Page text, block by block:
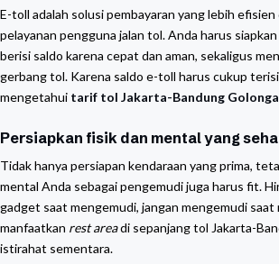
E-toll adalah solusi pembayaran yang lebih
pelayanan pengguna jalan tol. Anda harus
berisi saldo karena cepat dan aman, sekaligus
gerbang tol. Karena saldo e-toll harus cukup
mengetahui tarif tol Jakarta-Bandung
Persiapkan fisik dan mental yang
Tidak hanya persiapan kendaraan yang prima,
mental Anda sebagai pengemudi juga harus fit.
gadget saat mengemudi, jangan mengemudi saat
manfaatkan rest areadi sepanjang tol Jakarta-
istirahat sementara.